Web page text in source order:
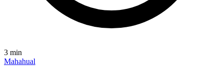
3 min
Mahahual